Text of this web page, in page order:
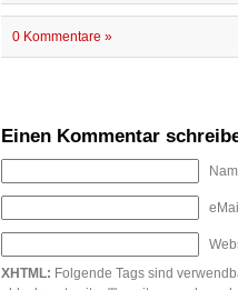
0 Kommentare »
Einen Kommentar
XHTML: Folgende Tags sind